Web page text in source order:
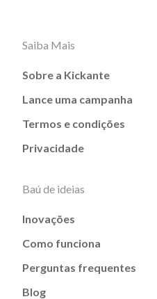
Saiba Mais
Sobre a Kickante
Lance uma campanha
Termos e condições
Privacidade
Baú de ideias
Inovações
Como funciona
Perguntas frequentes
Blog